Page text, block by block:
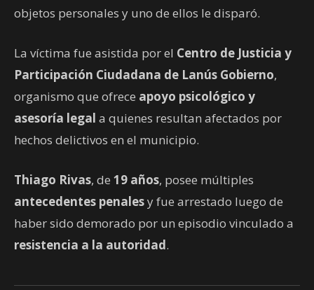
objetos personales y uno de ellos le disparó.
La víctima fue asistida por el Centro de Justicia y
Participación Ciudadana de Lanús Gobierno,
organismo que ofrece apoyo psicológico y
asesoría legal a quienes resultan afectados por
hechos delictivos en el municipio.
Thiago Rivas, de 19 años, posee múltiples
antecedentes penalesy fue arrestado luego de
haber sido demorado por un episodio vinculado a
resistencia a la autoridad.